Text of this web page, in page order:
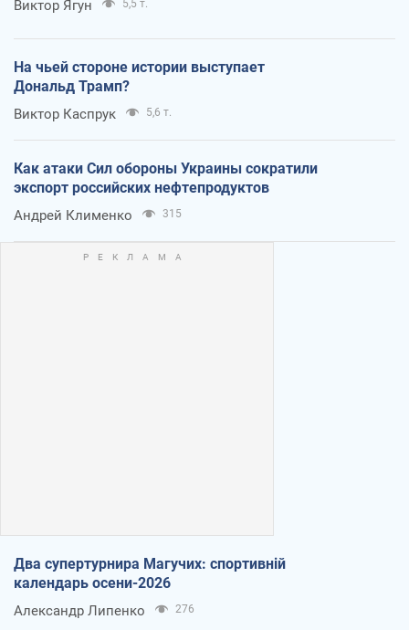
Виктор Ягун 5,5 т.
На чьей стороне истории выступает
Дональд Трамп?
Виктор Каспрук 5,6 т.
Как атаки Сил обороны Украины сократили
экспорт российских нефтепродуктов
Андрей Клименко 315
Два супертурнира Магучих: спортивній
календарь осени-2026
Александр Липенко 276